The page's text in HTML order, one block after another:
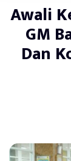
Awali
GM
Dan